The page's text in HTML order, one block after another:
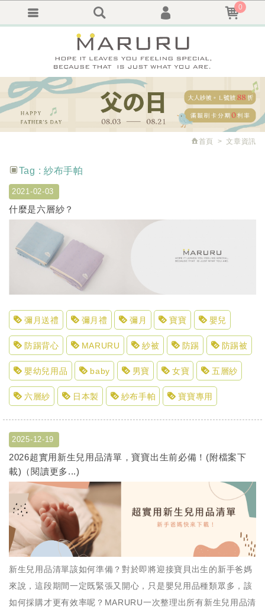
首頁 文章資訊
Tag : 紗布手帕
2021-02-03
什麼是六層紗？
彌月送禮 彌月禮 彌月 寶寶 嬰兒
防踢背心 MARURU 紗被 防踢 防踢被
嬰幼兒用品 baby 男寶 女寶 五層紗
六層紗 日本製 紗布手帕 寶寶專用
2025-12-19
2026超實用新生兒用品清單，寶寶出生前必備！(附檔案下
載)（閱讀更多...)
新生兒用品清單該如何準備？對於即將迎接寶貝出生的新手爸媽
來說，這段期間一定既緊張又開心，只是嬰兒用品種類眾多，該
如何採購才更有效率呢？MARURU一次整理出所有新生兒用品清
0
會員登入
會員註冊
忘記密碼
訂單查詢
追蹤清單
繁體中文